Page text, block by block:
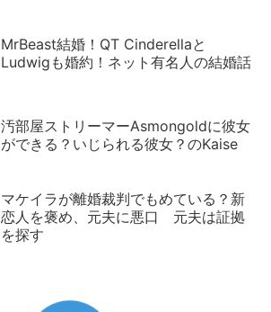
MrBeast結婚！QT Cinderellaと
Ludwigも婚約！ネット有名人の結婚話
汚部屋ストリーマーAsmongoldに彼女
ができる？いじられる彼女？のKaise
マケイラが離婚裁判でもめている？新
恋人を褒め、元夫に悪口 元夫は証拠
を探す